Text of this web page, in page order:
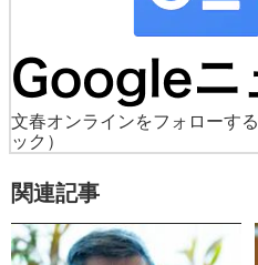
文春オンラインをフォローする
ック）
関連記事